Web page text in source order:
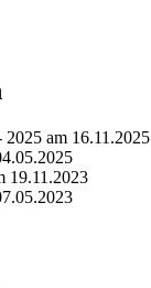
am 16.11.2025
19.11.2023